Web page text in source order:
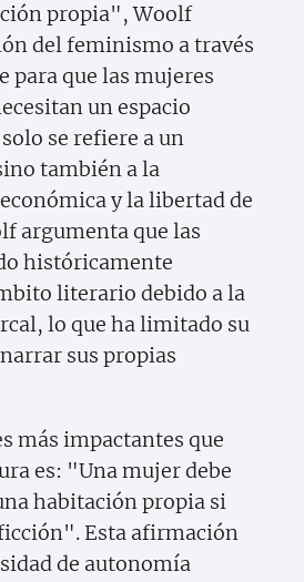
propia", Woolf
del feminismo a través
para que las mujeres
un espacio
se refiere a un
también a la
y la libertad de
argumenta que las
históricamente
literario debido a la
lo que ha limitado su
sus propias
más impactantes que
es: "Una mujer debe
habitación propia si
Esta afirmación
de autonomía